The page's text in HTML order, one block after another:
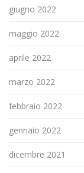
giugno 2022
maggio 2022
aprile 2022
marzo 2022
febbraio 2022
gennaio 2022
dicembre 2021